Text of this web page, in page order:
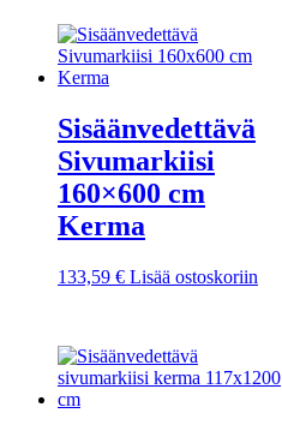
Sisäänvedettävä
Sivumarkiisi
160×600 cm
Kerma
133,59 € Lisää ostoskoriin